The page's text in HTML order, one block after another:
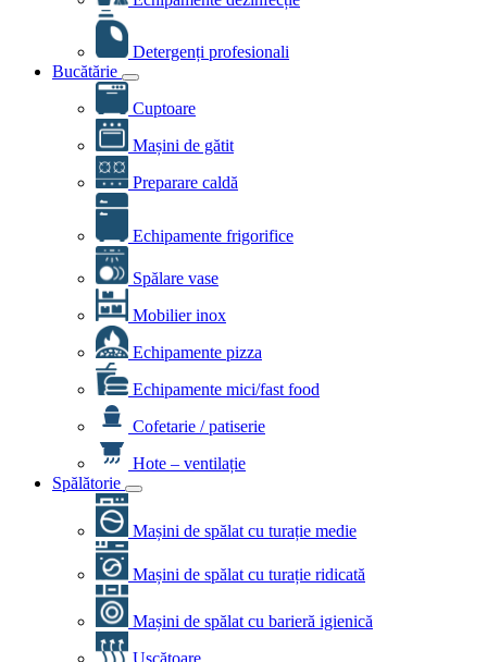
Detergenți profesionali
Bucătărie
Cuptoare
Mașini de gătit
Preparare caldă
Echipamente frigorifice
Spălare vase
Mobilier inox
Echipamente pizza
Echipamente mici/fast food
Cofetarie / patiserie
Hote – ventilație
Spălătorie
Mașini de spălat cu turație medie
Mașini de spălat cu turație ridicată
Mașini de spălat cu barieră igienică
Uscătoare